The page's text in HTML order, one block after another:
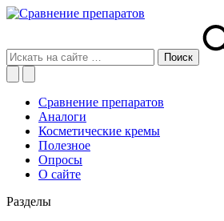
Сравнение препаратов
Аналоги
Косметические кремы
Полезное
Опросы
О сайте
Разделы